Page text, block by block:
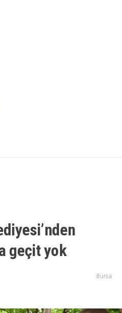
geçit yok
Bursa